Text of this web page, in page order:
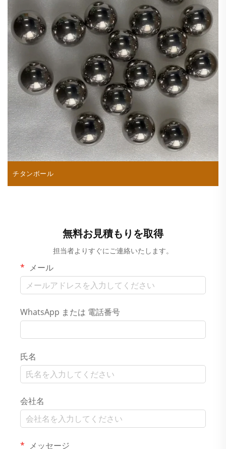
チタンボール
無料お見積もりを取得
担当者よりすぐにご連絡いたします。
メール
WhatsApp または 電話番号
氏名
会社名
メッセージ